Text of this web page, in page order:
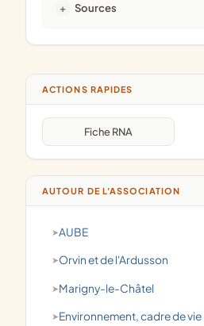
Sources
ACTIONS RAPIDES
Fiche RNA
AUTOUR DE L'ASSOCIATION
AUBE
Orvin et de l'Ardusson
Marigny-le-Châtel
Environnement, cadre de